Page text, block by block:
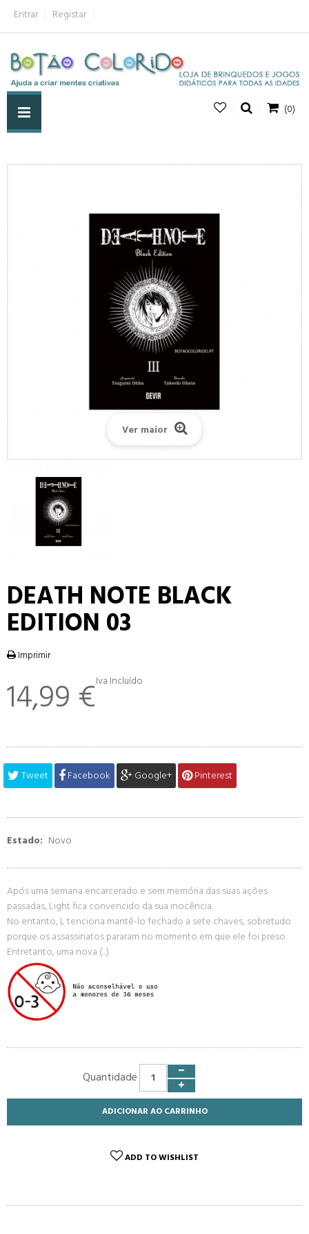
Entrar Registar
(0)
Ver maior
DEATH NOTE BLACK
EDITION 03
Imprimir
14,99 €Iva Incluído
Tweet Facebook Google+ Pinterest
Estado: Novo
Após uma semana encarcerado e sem memória das suas ações
passadas, Light fica convencido da sua inocência.
No entanto, L tenciona mantê-lo fechado a sete chaves, sobretudo
porque os assassinatos pararam no momento em que ele foi preso.
Entretanto, uma nova (...)
Quantidade
ADICIONAR AO CARRINHO
ADD TO WISHLIST